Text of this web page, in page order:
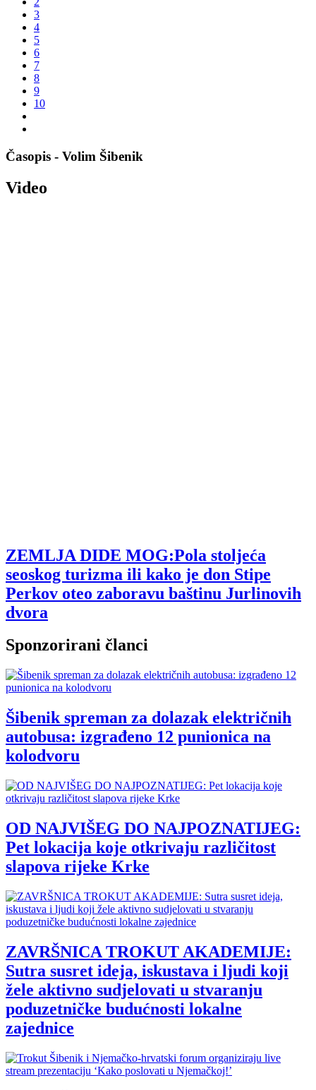
3
4
5
6
7
8
9
10
Časopis - Volim Šibenik
Video
ZEMLJA DIDE MOG:Pola stoljeća
seoskog turizma ili kako je don Stipe
Perkov oteo zaboravu baštinu Jurlinovih
dvora
Sponzorirani članci
Šibenik spreman za dolazak električnih
autobusa: izgrađeno 12 punionica na
kolodvoru
OD NAJVIŠEG DO NAJPOZNATIJEG:
Pet lokacija koje otkrivaju različitost
slapova rijeke Krke
ZAVRŠNICA TROKUT AKADEMIJE:
Sutra susret ideja, iskustava i ljudi koji
žele aktivno sudjelovati u stvaranju
poduzetničke budućnosti lokalne
zajednice